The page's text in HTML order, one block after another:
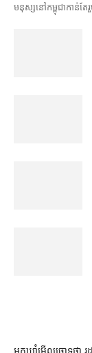
មនុស្ស​នៅ​កម្ពុជា​កាន់តែ​